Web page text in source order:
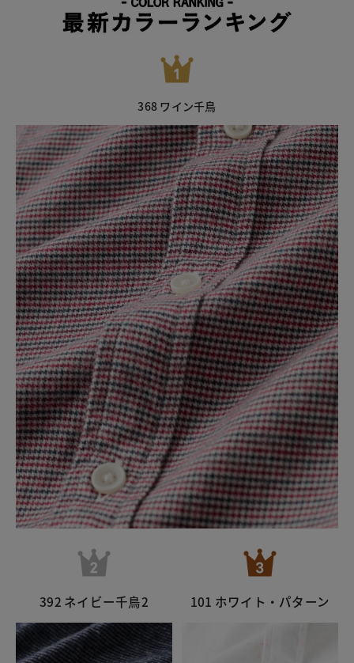
368 ワイン千鳥
392 ネイビー千鳥2 101 ホワイト・パターン